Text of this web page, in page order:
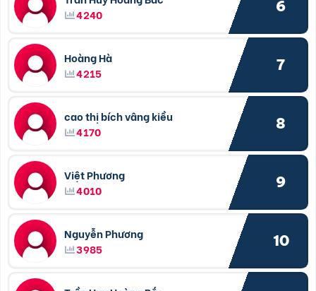
4240
6
Hoàng Hà
4215
7
cao thị bích vâng kiều
4170
8
Việt Phương
4010
9
Nguyễn Phương
3985
10